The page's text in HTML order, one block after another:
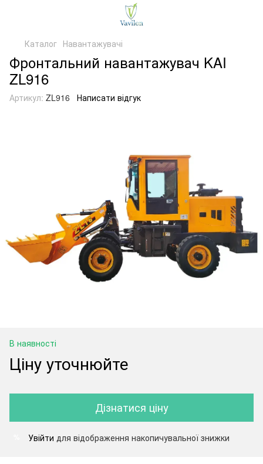
Каталог Навантажувачі
Фронтальний навантажувач KAI
ZL916
Артикул: ZL916 Написати відгук
В наявності
Ціну уточнюйте
Дізнатися ціну
Увійти для відображення накопичувальної знижки